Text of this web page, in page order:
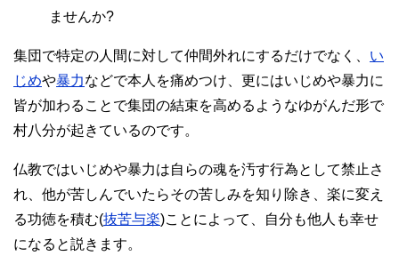
ませんか?
集団で特定の人間に対して仲間外れにするだけでなく、 い
じめや暴力などで本人を痛めつけ、更にはいじめや暴力に
皆が加わることで集団の結束を高めるようなゆがんだ形で
村八分が起きているのです。
仏教ではいじめや暴力は自らの魂を汚す行為として禁止さ
れ、他が苦しんでいたらその苦しみを知り除き、楽に変え
る功徳を積む(抜苦与楽)ことによって、自分も他人も幸せ
になると説きます。